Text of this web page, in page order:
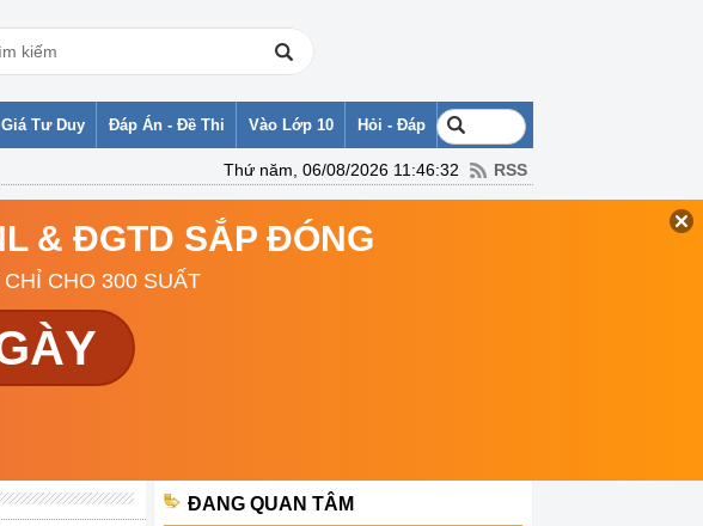
Tư Duy Đáp Án - Đề Thi Vào Lớp 10 Hỏi - Đáp
Thứ năm, 06/08/2026 11:46:32 RSS
& ĐGTD SẮP ĐÓNG
CHO 300 SUẤT
ĐANG QUAN TÂM